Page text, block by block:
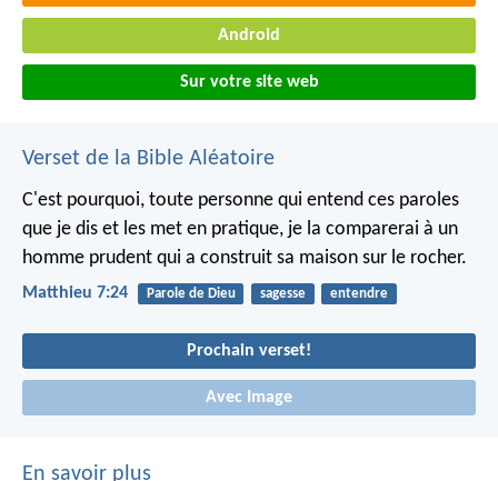
Android
Sur votre site web
Verset de la Bible Aléatoire
C'est pourquoi, toute personne qui entend ces paroles
que je dis et les met en pratique, je la comparerai à un
homme prudent qui a construit sa maison sur le rocher.
Matthieu 7:24 Parole de Dieu sagesse entendre
Prochain verset!
Avec Image
En savoir plus